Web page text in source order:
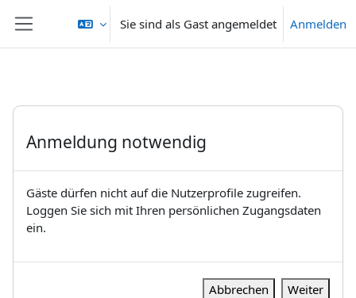
Website-Übersicht
Sie sind als Gast angemeldet Anmelden
Anmeldung notwendig
Gäste dürfen nicht auf die Nutzerprofile zugreifen.
Loggen Sie sich mit Ihren persönlichen Zugangsdaten
ein.
Abbrechen Weiter